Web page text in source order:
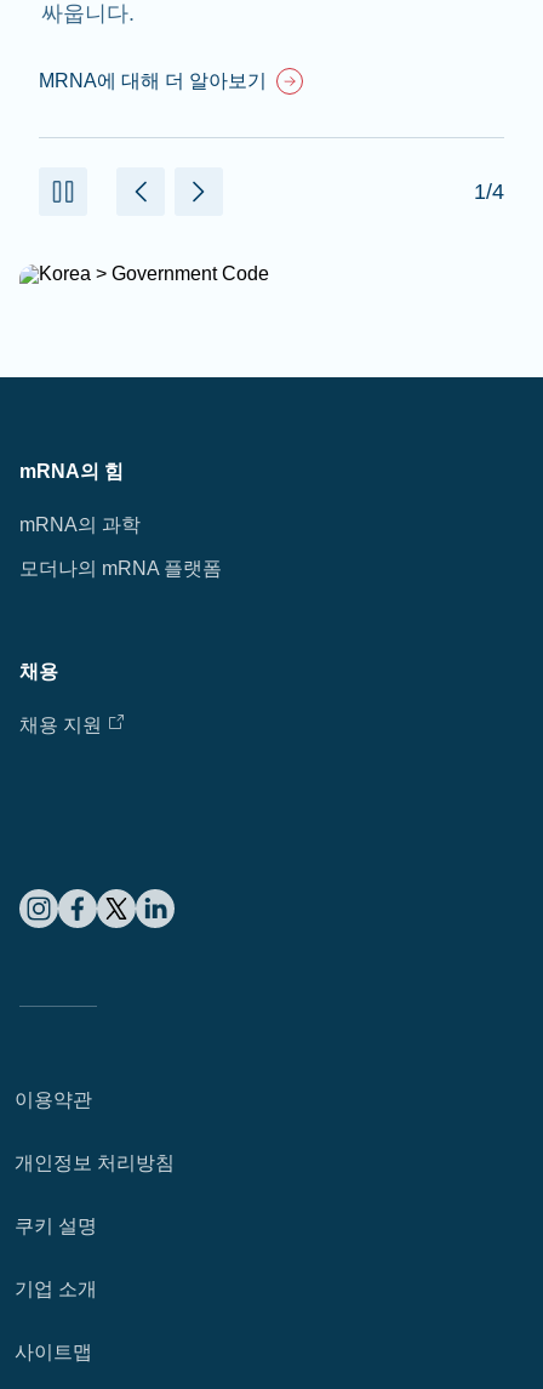
싸웁니다.
MRNA에 대해 더 알아보기
1/4
mRNA의 힘
mRNA의 과학
모더나의 mRNA 플랫폼
채용
채용 지원
이용약관
개인정보 처리방침
쿠키 설명
기업 소개
사이트맵